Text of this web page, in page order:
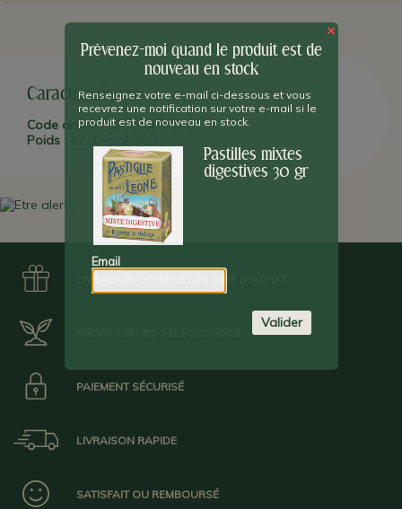
Il s'agit de la spécialité historique du producteurLeone. Né en
Alba, c'est l'une des plus anciennes marques turinoises
des fameuses pastilles, de chocolat et de bonbons.
Caractéristiques
Code article : LEODIGEMIS30
Poids :
PAIEMENT SÉCURISÉ
LIVRAISON RAPIDE
SATISFAIT OU REMBOURSÉ
×
Prévenez-moi quand le produit est de
nouveau en stock
Renseignez votre e-mail ci-dessous et vous
recevrez une notification sur votre e-mail si le
produit est de nouveau en stock.
Pastilles mixtes
digestives 30 gr
Email
Valider